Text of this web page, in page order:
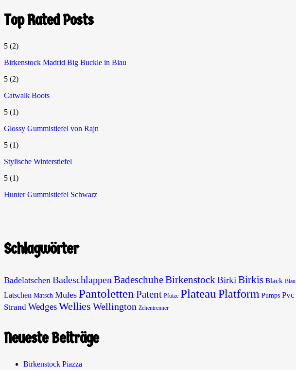
Top Rated Posts
5 (2)
Birkenstock Madrid Big Buckle in Blau
5 (2)
Catwalk Boots
5 (1)
Glossy Gummistiefel von Rajn
5 (1)
Stylische Winterstiefel
5 (1)
Hunter Gummistiefel Schwarz
Schlagwörter
Badelatschen Badeschlappen BadeschuheBirkenstockBirkiBirkis Black Blau
Latschen Matsch Mules Pantoletten Patent Pfütze Plateau Platform Pumps Pvc
Strand WedgesWellies Wellington Zehentrenner
Neueste Beiträge
Birkenstock Piazza